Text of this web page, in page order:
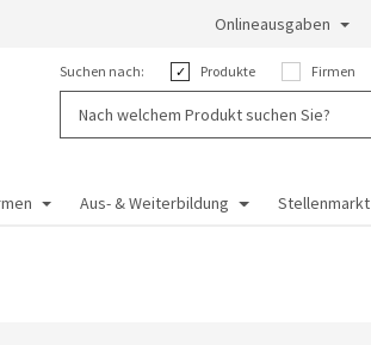
Onlineausgaben
Suchen nach: Produkte Firmen
Aus- & Weiterbildung Stellenmarkt